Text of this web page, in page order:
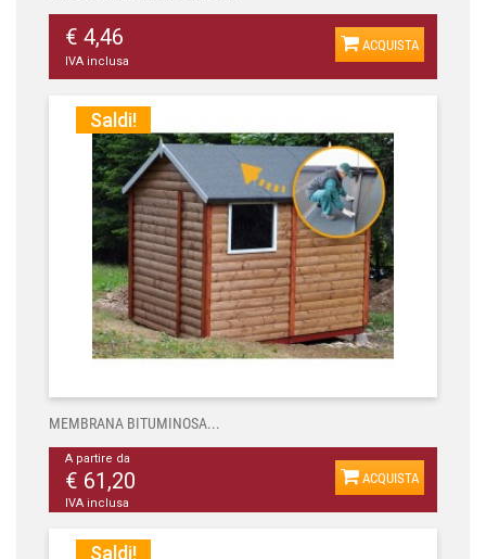
€ 4,46
IVA inclusa
ACQUISTA
Saldi!
MEMBRANA BITUMINOSA...
A partire da
€ 61,20
IVA inclusa
ACQUISTA
Saldi!